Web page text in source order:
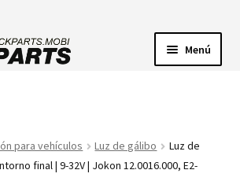
Menú
para vehículos Luz de gálibo
Luz de
final | 9-32V | Jokon 12.0016.000, E2-